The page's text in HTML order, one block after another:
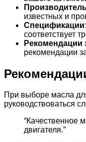
известных и
Спецификации:
соответствует
Рекомендации
рекомендации
При выборе масла
руководствоваться
“Качественное
двигателя.”